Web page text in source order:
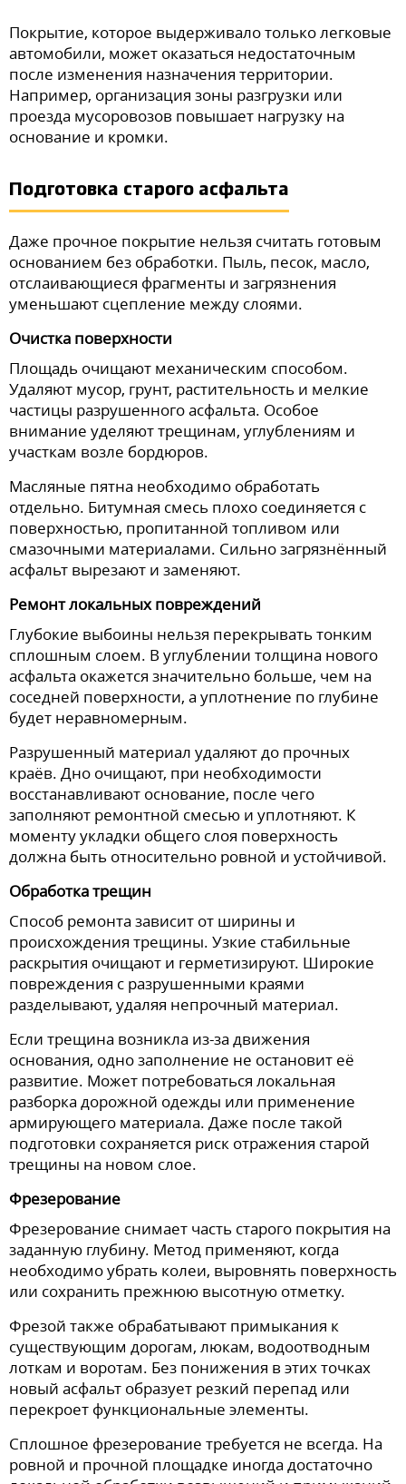
Покрытие, которое выдерживало только легковые
автомобили, может оказаться недостаточным
после изменения назначения территории.
Например, организация зоны разгрузки или
проезда мусоровозов повышает нагрузку на
основание и кромки.
Подготовка старого асфальта
Даже прочное покрытие нельзя считать готовым
основанием без обработки. Пыль, песок, масло,
отслаивающиеся фрагменты и загрязнения
уменьшают сцепление между слоями.
Очистка поверхности
Площадь очищают механическим способом.
Удаляют мусор, грунт, растительность и мелкие
частицы разрушенного асфальта. Особое
внимание уделяют трещинам, углублениям и
участкам возле бордюров.
Масляные пятна необходимо обработать
отдельно. Битумная смесь плохо соединяется с
поверхностью, пропитанной топливом или
смазочными материалами. Сильно загрязнённый
асфальт вырезают и заменяют.
Ремонт локальных повреждений
Глубокие выбоины нельзя перекрывать тонким
сплошным слоем. В углублении толщина нового
асфальта окажется значительно больше, чем на
соседней поверхности, а уплотнение по глубине
будет неравномерным.
Разрушенный материал удаляют до прочных
краёв. Дно очищают, при необходимости
восстанавливают основание, после чего
заполняют ремонтной смесью и уплотняют. К
моменту укладки общего слоя поверхность
должна быть относительно ровной и устойчивой.
Обработка трещин
Способ ремонта зависит от ширины и
происхождения трещины. Узкие стабильные
раскрытия очищают и герметизируют. Широкие
повреждения с разрушенными краями
разделывают, удаляя непрочный материал.
Если трещина возникла из-за движения
основания, одно заполнение не остановит её
развитие. Может потребоваться локальная
разборка дорожной одежды или применение
армирующего материала. Даже после такой
подготовки сохраняется риск отражения старой
трещины на новом слое.
Фрезерование
Фрезерование снимает часть старого покрытия на
заданную глубину. Метод применяют, когда
необходимо убрать колеи, выровнять поверхность
или сохранить прежнюю высотную отметку.
Фрезой также обрабатывают примыкания к
существующим дорогам, люкам, водоотводным
лоткам и воротам. Без понижения в этих точках
новый асфальт образует резкий перепад или
перекроет функциональные элементы.
Сплошное фрезерование требуется не всегда. На
ровной и прочной площадке иногда достаточно